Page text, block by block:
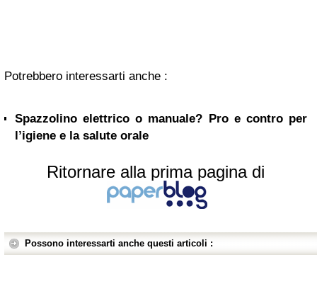
Potrebbero interessarti anche :
Spazzolino elettrico o manuale? Pro e contro per
l’igiene e la salute orale
Ritornare alla prima pagina di
Possono interessarti anche questi articoli :